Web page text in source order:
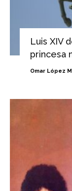
Luis XIV
princesa
Omar López